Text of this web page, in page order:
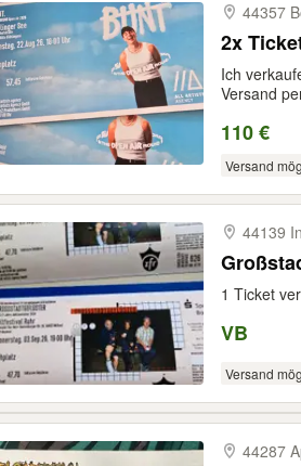
44357
2x
Ich
Versand
110 €
Versand
44139
1 Ticket
VB
Versand
44287